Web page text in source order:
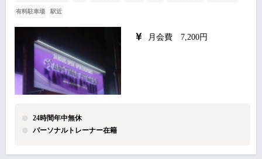
有料駐車場 駅近
月会費 7,200円
24時間年中無休
パーソナルトレーナー在籍